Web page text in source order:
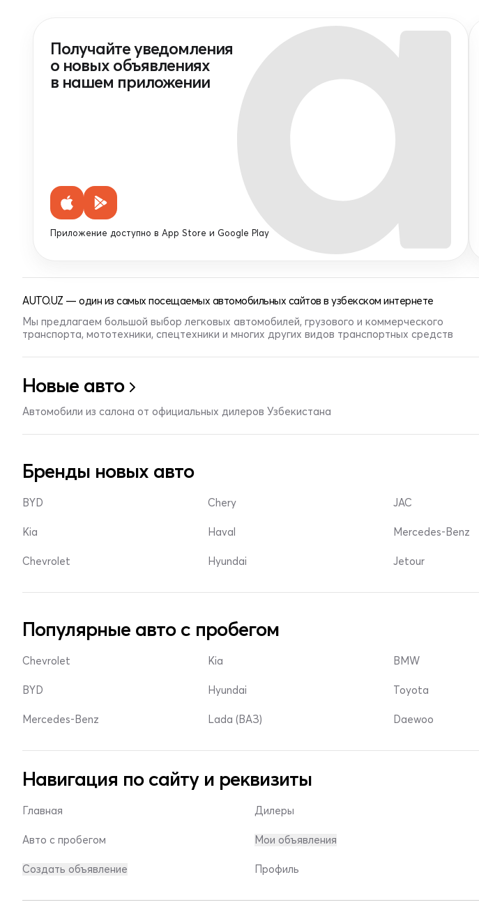
Получайте уведомления
о новых объявлениях
в нашем приложении
Приложение доступно в App Store и Google Play
AUTO.UZ — один из самых посещаемых автомобильных сайтов в узбекском интернете
Мы предлагаем большой выбор легковых автомобилей, грузового и коммерческого
транспорта, мототехники, спецтехники и многих других видов транспортных средств
Новые авто
Автомобили из салона от официальных дилеров Узбекистана
Бренды новых авто
BYD
Kia
Chevrolet
Chery
Haval
Hyundai
JAC
Mercedes-Benz
Jetour
Популярные авто с пробегом
Chevrolet
BYD
Mercedes-Benz
Kia
Hyundai
Lada (ВАЗ)
BMW
Toyota
Daewoo
Навигация по сайту и реквизиты
Главная
Авто с пробегом
Создать объявление
Дилеры
Мои объявления
Профиль